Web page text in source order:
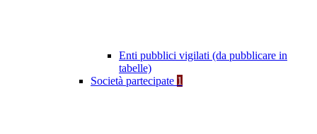
Enti pubblici vigilati (da pubblicare in
tabelle)
Società partecipate 1